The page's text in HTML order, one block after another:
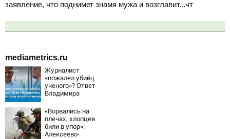
заявление, что поднимет знамя мужа и возглавит...чт
mediametrics.ru
Журналист
«пожалел убийц
ученого»? Ответ
Владимира
отклики
читателей
«Ворвались на
плечах, хлопцев
били в упор»:
Алексеево-